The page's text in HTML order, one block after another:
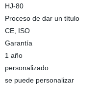
HJ-80
Proceso de dar un título
CE, ISO
Garantía
1 año
personalizado
se puede personalizar